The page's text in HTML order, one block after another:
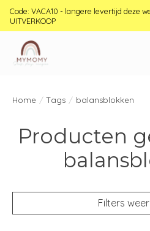
Code: VACA10 - langere levertijd deze
UITVERKOOP
Home / Tags / balansblokken
Producten
Filters